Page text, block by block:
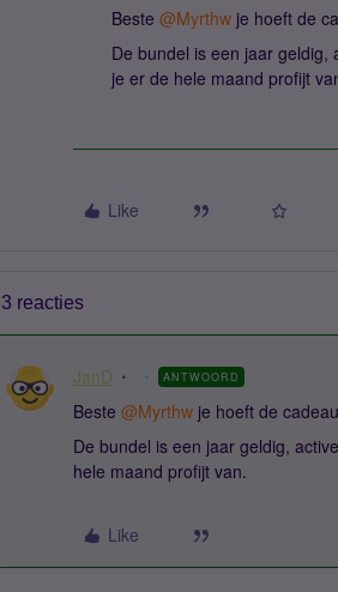
Beste ​ @Myrthw je hoeft de
De bundel is een jaar
je er de hele maand profijt
Like
3 reacties
JanD ANTWOORD
Beste ​ @Myrthw je hoeft de
De bundel is een jaar geldig,
hele maand profijt van.
Like